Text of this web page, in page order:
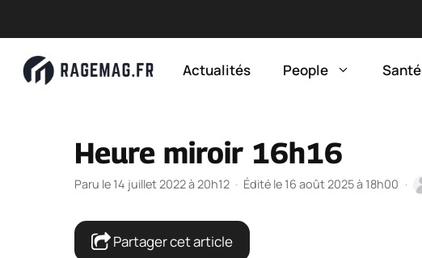
Actualités People Santé
Heure miroir 16h16
Paru le 14 juillet 2022 à 20h12 · Édité le 16 août 2025 à 18h00 ·
Partager cet article